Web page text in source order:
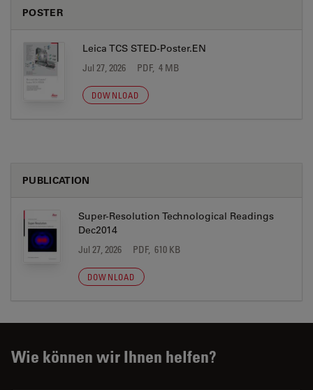
POSTER
Leica TCS STED-Poster.EN
Jul 27, 2026 PDF, 4 MB
DOWNLOAD
PUBLICATION
Super-Resolution Technological Readings
Dec2014
Jul 27, 2026 PDF, 610 KB
DOWNLOAD
Wie können wir Ihnen helfen?